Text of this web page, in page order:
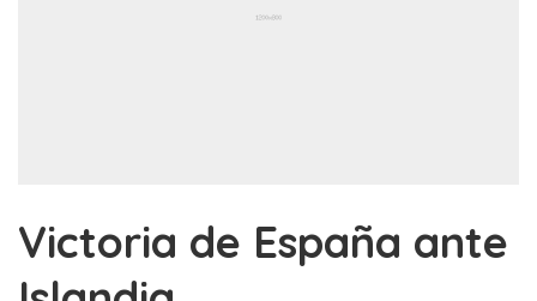
Victoria de España ante